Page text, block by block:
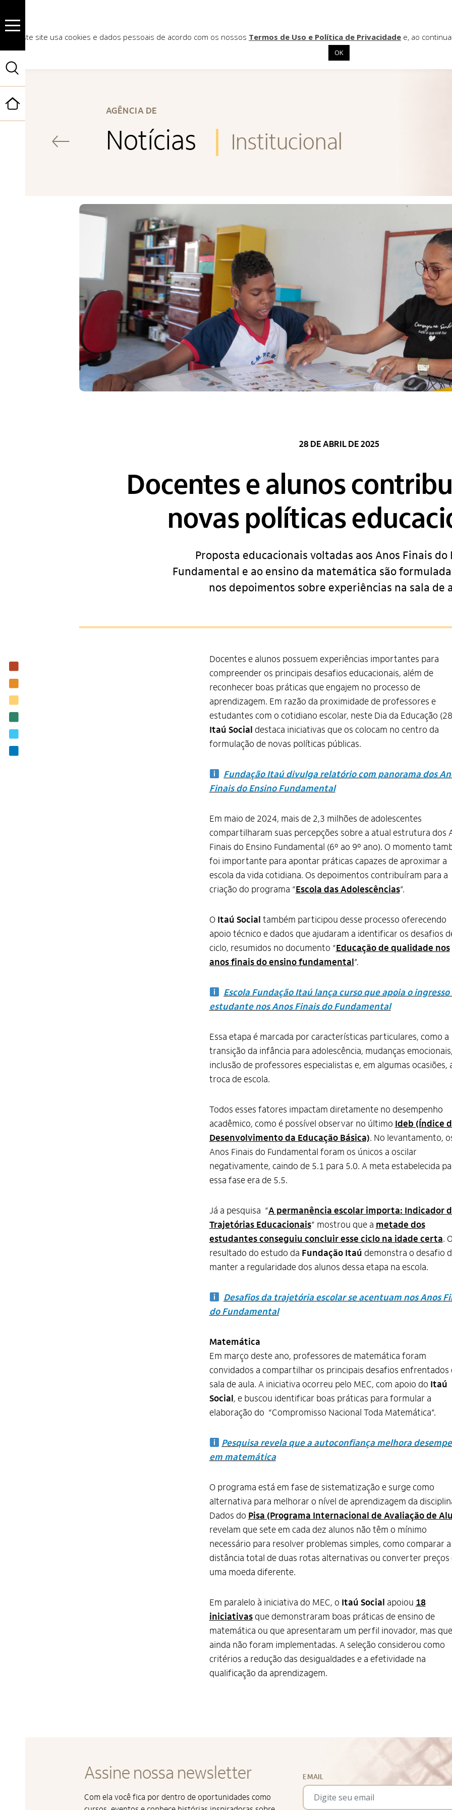
AGÊNCIA DE
Notícias Institucional
28 DE ABRIL DE 2025
Docentes e alunos
novas políticas
Proposta educacionais voltadas aos Anos Finais do
Fundamental e ao ensino da matemática são
nos depoimentos sobre experiências na sala de
Docentes e alunos possuem experiências importantes para
compreender os principais desafios educacionais, além de
reconhecer boas práticas que engajem no processo de
aprendizagem. Em razão da proximidade de professores e
estudantes com o cotidiano escolar, neste Dia da Educação
Itaú Social destaca iniciativas que os colocam no centro da
formulação de novas políticas públicas.
Fundação Itaú divulga relatório com panorama dos
Finais do Ensino Fundamental
Em maio de 2024, mais de 2,3 milhões de adolescentes
compartilharam suas percepções sobre a atual estrutura dos
Finais do Ensino Fundamental (6º ao 9º ano). O momento
foi importante para apontar práticas capazes de aproximar a
escola da vida cotidiana. Os depoimentos contribuíram para a
criação do programa “Escola das Adolescências”.
O Itaú Social também participou desse processo oferecendo
apoio técnico e dados que ajudaram a identificar os desafios
ciclo, resumidos no documento “Educação de qualidade nos
anos finais do ensino fundamental”.
Escola Fundação Itaú lança curso que apoia o ingresso
estudante nos Anos Finais do Fundamental
Essa etapa é marcada por características particulares, como a
transição da infância para adolescência, mudanças emocionais,
inclusão de professores especialistas e, em algumas ocasiões,
troca de escola.
Todos esses fatores impactam diretamente no desempenho
acadêmico, como é possível observar no último Ideb (Índice
Desenvolvimento da Educação Básica). No levantamento,
Anos Finais do Fundamental foram os únicos a oscilar
negativamente, caindo de 5.1 para 5.0. A meta estabelecida
essa fase era de 5.5.
Já a pesquisa “A permanência escolar importa: Indicador
Trajetórias Educacionais” mostrou que a metade dos
estudantes conseguiu concluir esse ciclo na idade certa.
resultado do estudo da Fundação Itaú demonstra o desafio
manter a regularidade dos alunos dessa etapa na escola.
Desafios da trajetória escolar se acentuam nos Anos
do Fundamental
Matemática
Em março deste ano, professores de matemática foram
convidados a compartilhar os principais desafios enfrentados
sala de aula. A iniciativa ocorreu pelo MEC, com apoio do Itaú
Social, e buscou identificar boas práticas para formular a
elaboração do “Compromisso Nacional Toda Matemática”.
Pesquisa revela que a autoconfiança melhora
em matemática
O programa está em fase de sistematização e surge como
alternativa para melhorar o nível de aprendizagem da
Dados do Pisa (Programa Internacional de Avaliação de
revelam que sete em cada dez alunos não têm o mínimo
necessário para resolver problemas simples, como comparar a
distância total de duas rotas alternativas ou converter preços
uma moeda diferente.
Em paralelo à iniciativa do MEC, o Itaú Social apoiou 18
iniciativasque demonstraram boas práticas de ensino de
matemática ou que apresentaram um perfil inovador, mas que
ainda não foram implementadas. A seleção considerou como
critérios a redução das desigualdades e a efetividade na
qualificação da aprendizagem.
Assine nossa newsletter
Com ela você fica por dentro de oportunidades como
EMAIL
Este site usa cookies e dados pessoais de acordo com os nossos Termos de Uso e Política de Privacidade e, ao
OK